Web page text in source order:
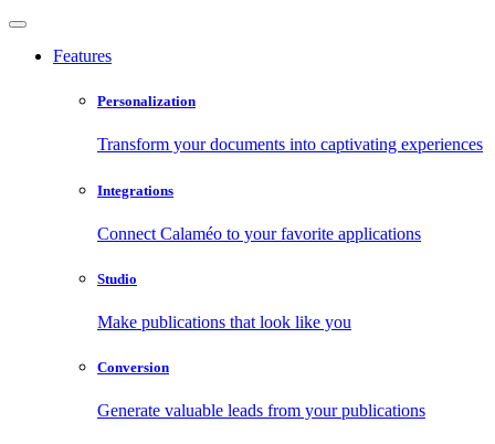
Features
Personalization
Transform your documents into captivating experiences
Integrations
Connect Calaméo to your favorite applications
Studio
Make publications that look like you
Conversion
Generate valuable leads from your publications